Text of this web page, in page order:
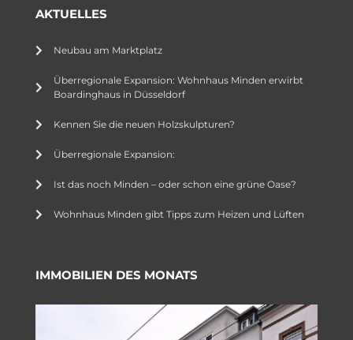
AKTUELLES
Neubau am Marktplatz
Überregionale Expansion: Wohnhaus Minden erwirbt
Boardinghaus in Düsseldorf
Kennen Sie die neuen Holzskulpturen?
Überregionale Expansion:
Ist das noch Minden – oder schon eine grüne Oase?
Wohnhaus Minden gibt Tipps zum Heizen und Lüften
IMMOBILIEN DES MONATS